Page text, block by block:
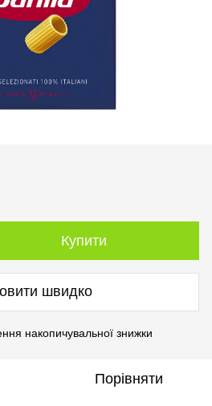
Купити
швидко
накопичувальної знижки
Порівняти